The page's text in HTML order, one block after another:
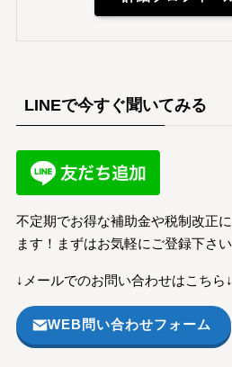
LINEで今すぐ聞いてみる
不定期でお得な補助金や税制改正
ます！まずはお気軽にご登録下さい
↓メールでのお問い合わせはこちら↓
WEB問い合わせフォーム